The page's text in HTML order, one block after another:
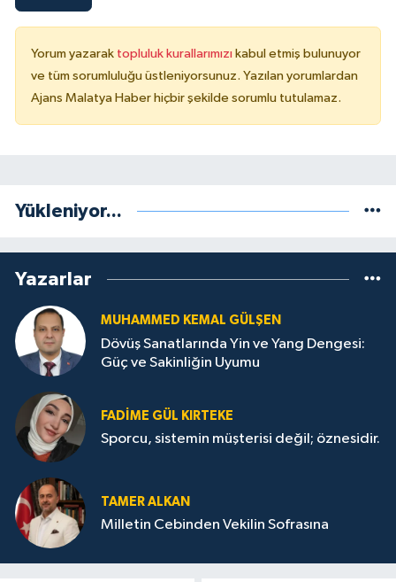
Yorum yazarak topluluk kurallarımızı kabul etmiş bulunuyor
ve tüm sorumluluğu üstleniyorsunuz. Yazılan yorumlardan
Ajans Malatya Haber hiçbir şekilde sorumlu tutulamaz.
Yükleniyor...
Yazarlar
MUHAMMED KEMAL GÜLŞEN
Dövüş Sanatlarında Yin ve Yang Dengesi:
Güç ve Sakinliğin Uyumu
FADIME GÜL KIRTEKE
Sporcu, sistemin müşterisi değil; öznesidir.
TAMER ALKAN
Milletin Cebinden Vekilin Sofrasına